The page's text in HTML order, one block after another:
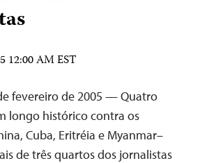
12:00 AM EST
fevereiro de 2005 — Quatro
longo histórico contra os
Cuba, Eritréia e Myanmar–
de três quartos dos jornalistas